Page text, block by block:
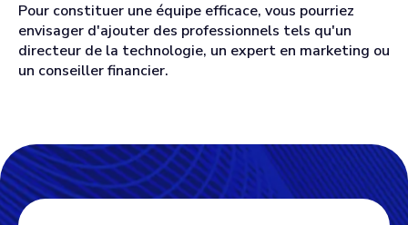
Pour constituer une équipe efficace, vous pourriez
envisager d'ajouter des professionnels tels qu'un
directeur de la technologie, un expert en marketing ou
un conseiller financier.